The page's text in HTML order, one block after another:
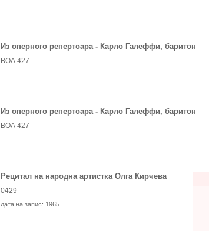
Из оперного репертоара - Карло Галеффи, баритон
ВОА 427
Из оперного репертоара - Карло Галеффи, баритон
ВОА 427
Рецитал на народна артистка Олга Кирчева
0429
дата на запис: 1965